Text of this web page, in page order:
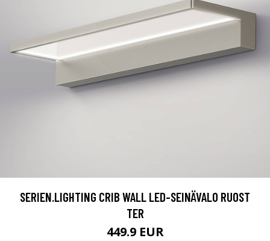
SERIEN.LIGHTING CRIB WALL LED-SEINÄVALO RUOST
TER
449.9 EUR